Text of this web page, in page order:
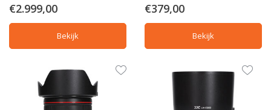
€2.999,00
Bekijk
€379,00
Bekijk